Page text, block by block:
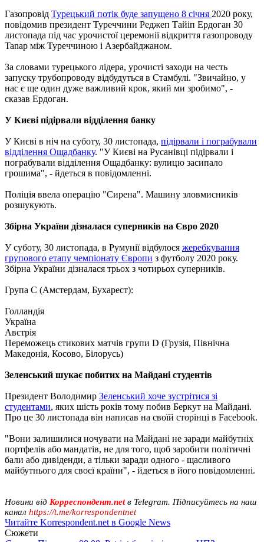
Газопровід Турецький потік буде запущено 8 січня 2020 року,
повідомив президент Туреччини Реджеп Тайіп Ердоган 30
листопада під час урочистої церемонії відкриття газопроводу
Tanap між Туреччиною і Азербайджаном.
За словами турецького лідера, урочисті заходи на честь
запуску трубопроводу відбудуться в Стамбулі. "Звичайно, у
нас є ще один дуже важливий крок, який ми зробимо", -
сказав Ердоган.
У Києві підірвали відділення банку
У Києві в ніч на суботу, 30 листопада, підірвали і пограбували
відділення Ощадбанку. "У Києві на Русанівці підірвали і
пограбували відділення Ощадбанку: вулицю засипало
грошима", - йдеться в повідомленні.
Поліція ввела операцію "Сирена". Машину зловмисників
розшукують.
Збірна України дізналася суперників на Євро 2020
У суботу, 30 листопада, в Румунії відбулося жеребкування
групового етапу чемпіонату Європи з футболу 2020 року.
Збірна України дізналася трьох з чотирьох суперників.
Група C (Амстердам, Бухарест):
Голландія
Україна
Австрія
Переможець стикових матчів групи D (Грузія, Північна
Македонія, Косово, Білорусь)
Зеленський шукає побитих на Майдані студентів
Президент Володимир Зеленський хоче зустрітися зі
студентами, яких шість років тому побив Беркут на Майдані.
Про це 30 листопада він написав на своїй сторінці в Facebook.
"Вони залишилися ночувати на Майдані не заради майбутніх
портфелів або мандатів, не для того, щоб заробити політичні
бали або дивіденди, а тільки заради одного - щасливого
майбутнього для своєї країни", - йдеться в його повідомленні.
Новини від Корреспондент.netв Telegram. Підписуйтесь на наш
канал https://t.me/korrespondentnet
Читайте Korrespondent.net в Google News
Сюжети